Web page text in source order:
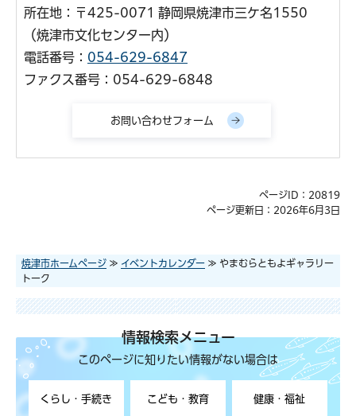
所在地：〒425-0071 静岡県焼津市三ケ名1550
（焼津市文化センター内）
電話番号： 054-629-6847
ファクス番号：054-629-6848
ページID：20819
ページ更新日：2026年6月3日
焼津市ホームページ ≫ イベントカレンダー ≫ やまむらともよギャラリー
トーク
情報検索メニュー
このページに知りたい情報がない場合は
くらし・手続き こども・教育 健康・福祉